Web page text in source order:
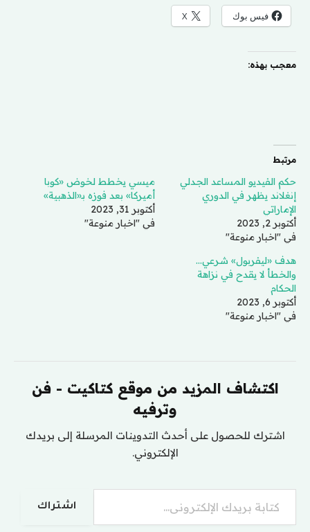
فيس بوك X
معجب بهذه:
مرتبط
حكم الفيديو المساعد الجدلي
إنغلاند يظهر في الدوري
الإماراتي
أكتوبر 2, 2023
في "اخبار منوعة"
ميسي يخطط لخوض «كوبا
أميركا» بعد فوزه بـ«الذهبية»
أكتوبر 31, 2023
في "اخبار منوعة"
هدف «ليفربول» شرعي…
والخطأ لا يقدح في نزاهة
الحكام
أكتوبر 6, 2023
في "اخبار منوعة"
اكتشاف المزيد من موقع كتاكيت - فن
وترفيه
اشترك للحصول على أحدث التدوينات المرسلة إلى بريدك
الإلكتروني.
كتابة بريدك الإلكتروني...
اشتراك